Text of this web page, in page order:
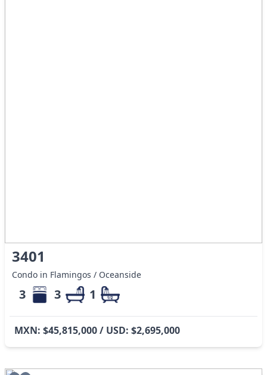
3401
Condo in Flamingos / Oceanside
3 3 1
MXN: $45,815,000 / USD: $2,695,000